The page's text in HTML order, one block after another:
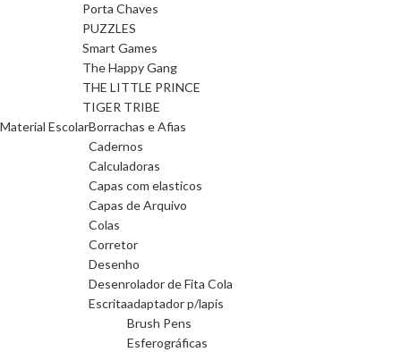
Porta Chaves
PUZZLES
Smart Games
The Happy Gang
THE LITTLE PRINCE
TIGER TRIBE
Material EscolarBorrachas e Afias
Cadernos
Calculadoras
Capas com elasticos
Capas de Arquivo
Colas
Corretor
Desenho
Desenrolador de Fita Cola
Escritaadaptador p/lapis
Brush Pens
Esferográficas